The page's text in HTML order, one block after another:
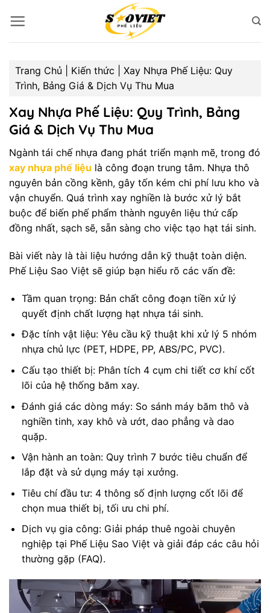
qua
Trang Chủ
Kiến thức
Xay Nhựa Phế Liệu: Quy
Trình, Bảng Giá & Dịch Vụ Thu Mua
Xay Nhựa Phế Liệu: Quy Trình, Bảng
Giá & Dịch Vụ Thu Mua
Ngành tái chế nhựa đang phát triển mạnh mẽ, trong đó
xay nhựa phế liệu là công đoạn trung tâm. Nhựa thô
nguyên bản cồng kềnh, gây tốn kém chi phí lưu kho và
vận chuyển. Quá trình xay nghiền là bước xử lý bắt
buộc để biến phế phẩm thành nguyên liệu thứ cấp
đồng nhất, sạch sẽ, sẵn sàng cho việc tạo hạt tái sinh.
Bài viết này là tài liệu hướng dẫn kỹ thuật toàn diện.
Phế Liệu Sao Việt sẽ giúp bạn hiểu rõ các vấn đề:
Tầm quan trọng: Bản chất công đoạn tiền xử lý
quyết định chất lượng hạt nhựa tái sinh.
Đặc tính vật liệu: Yêu cầu kỹ thuật khi xử lý 5 nhóm
nhựa chủ lực (PET, HDPE, PP, ABS/PC, PVC).
Cấu tạo thiết bị: Phân tích 4 cụm chi tiết cơ khí cốt
lõi của hệ thống băm xay.
Đánh giá các dòng máy: So sánh máy băm thô và
nghiền tinh, xay khô và ướt, dao phẳng và dao
quặp.
Vận hành an toàn: Quy trình 7 bước tiêu chuẩn để
lắp đặt và sử dụng máy tại xưởng.
Tiêu chí đầu tư: 4 thông số định lượng cốt lõi để
chọn mua thiết bị, tối ưu chi phí.
Dịch vụ gia công: Giải pháp thuê ngoài chuyên
nghiệp tại Phế Liệu Sao Việt và giải đáp các câu hỏi
thường gặp (FAQ).